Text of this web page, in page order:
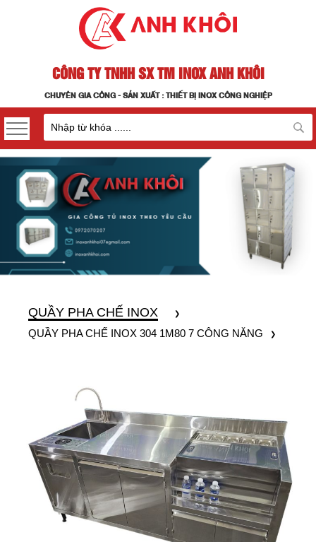
CÔNG TY TNHH SX TM INOX ANH KHÔI
CHUYÊN GIA CÔNG - SẢN XUẤT : THIẾT BỊ INOX CÔNG NGHIỆP
QUẦY PHA CHẾ INOX
QUẦY PHA CHẾ INOX 304 1M80 7 CÔNG NĂNG